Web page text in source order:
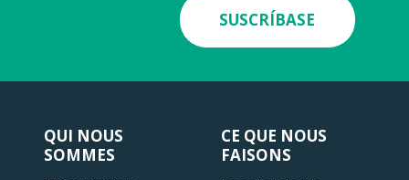
SUSCRÍBASE
QUI NOUS
SOMMES
CE QUE NOUS
FAISONS